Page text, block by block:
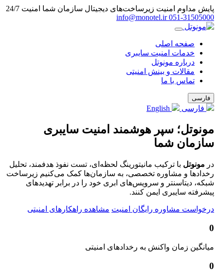
پایش مداوم امنیت زیرساخت‌های دیجیتال سازمان شما امنیت 24/7
info@monotel.ir 051‑31505000
صفحه اصلی
خدمات امنیت سایبری
درباره مونوتل
مقالات و بینش امنیتی
تماس با ما
فارسی
فارسی
مونوتل؛ سپر هوشمند امنیت سایبری
سازمان شما
در مونوتل با ترکیب مانیتورینگ لحظه‌ای، تست نفوذ هدفمند، تحلیل
رخدادها و مشاوره تخصصی، به سازمان‌ها کمک می‌کنیم زیرساخت
شبکه، دیتاسنتر و سرویس‌های ابری خود را در برابر تهدیدهای
پیشرفته سایبری ایمن کنند.
درخواست مشاوره رایگان امنیت مشاهده راهکارهای امنیتی
0
میانگین زمان واکنش به رخدادهای امنیتی
0